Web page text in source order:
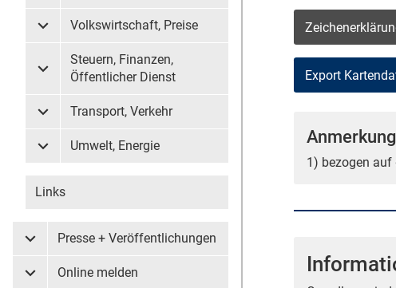
Untermenü Volkswirtschaft, Preise
Volkswirtschaft, Preise
Untermenü Steuern, Finanzen, Öffentlicher Dienst
Steuern, Finanzen,
Öffentlicher Dienst
Untermenü Transport, Verkehr
Transport, Verkehr
Untermenü Umwelt, Energie
Umwelt, Energie
Links
Untermenü Presse + Veröffentlichungen
Presse + Veröffentlichungen
Untermenü Online melden
Online melden
1) bezogen auf